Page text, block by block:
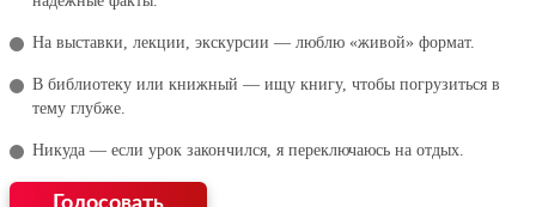
На выставки, лекции, экскурсии — люблю «живой» формат.
В библиотеку или книжный — ищу книгу, чтобы погрузиться в
тему глубже.
Никуда — если урок закончился, я переключаюсь на отдых.